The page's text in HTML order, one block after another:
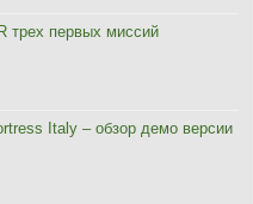
трех первых миссий
Italy – обзор демо версии